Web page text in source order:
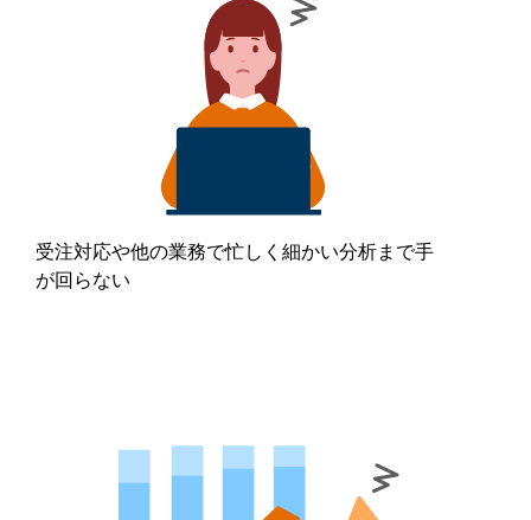
受注対応や他の業務で忙しく細かい分析まで手
が回らない